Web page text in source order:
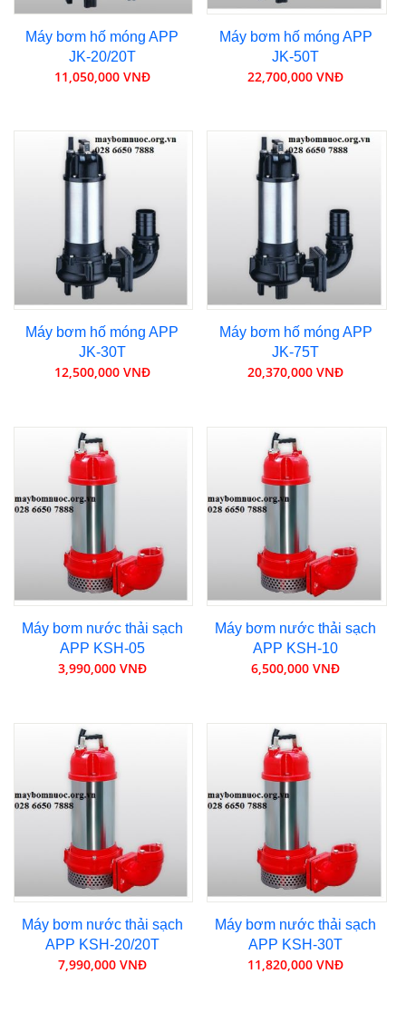
Máy bơm hố móng APP
JK-20/20T
11,050,000 VNĐ
Máy bơm hố móng APP
JK-50T
22,700,000 VNĐ
Máy bơm hố móng APP
JK-30T
12,500,000 VNĐ
Máy bơm hố móng APP
JK-75T
20,370,000 VNĐ
Máy bơm nước thải sạch
APP KSH-05
3,990,000 VNĐ
Máy bơm nước thải sạch
APP KSH-10
6,500,000 VNĐ
Máy bơm nước thải sạch
APP KSH-20/20T
7,990,000 VNĐ
Máy bơm nước thải sạch
APP KSH-30T
11,820,000 VNĐ